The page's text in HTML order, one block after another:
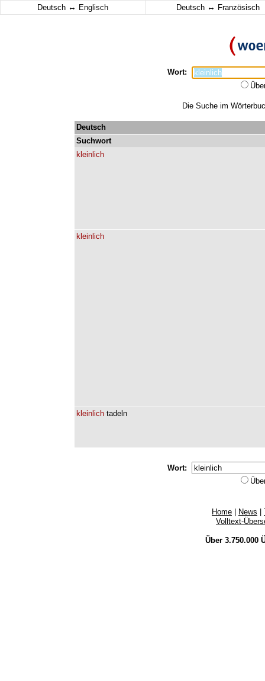
Deutsch ↔ Englisch Deutsch ↔ Französisch
Wort:
Die Suche im
Deutsch
Suchwort
kleinlich
kleinlich
kleinlich tadeln
Wort:
Home News
Volltext-
Über 3.750.000